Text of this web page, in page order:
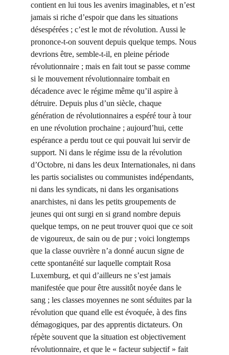
contient en lui tous les avenirs imaginables, et n’est
jamais si riche d’espoir que dans les situations
désespérées ; c’est le mot de révolution. Aussi le
prononce-t-on souvent depuis quelque temps. Nous
devrions être, semble-t-il, en pleine période
révolutionnaire ; mais en fait tout se passe comme
si le mouvement révolutionnaire tombait en
décadence avec le régime même qu’il aspire à
détruire. Depuis plus d’un siècle, chaque
génération de révolutionnaires a espéré tour à tour
en une révolution prochaine ; aujourd’hui, cette
espérance a perdu tout ce qui pouvait lui servir de
support. Ni dans le régime issu de la révolution
d’Octobre, ni dans les deux Internationales, ni dans
les partis socialistes ou communistes indépendants,
ni dans les syndicats, ni dans les organisations
anarchistes, ni dans les petits groupements de
jeunes qui ont surgi en si grand nombre depuis
quelque temps, on ne peut trouver quoi que ce soit
de vigoureux, de sain ou de pur ; voici longtemps
que la classe ouvrière n’a donné aucun signe de
cette spontanéité sur laquelle comptait Rosa
Luxemburg, et qui d’ailleurs ne s’est jamais
manifestée que pour être aussitôt noyée dans le
sang ; les classes moyennes ne sont séduites par la
révolution que quand elle est évoquée, à des fins
démagogiques, par des apprentis dictateurs. On
répète souvent que la situation est objectivement
révolutionnaire, et que le « facteur subjectif » fait